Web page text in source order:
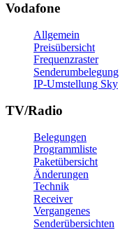
Vodafone
Allgemein
Preisübersicht
Frequenzraster
Senderumbelegung
IP-Umstellung Sky
TV/Radio
Belegungen
Programmliste
Paketübersicht
Änderungen
Technik
Receiver
Vergangenes
Senderübersichten